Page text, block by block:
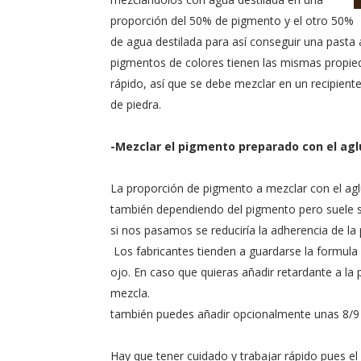
proporción del 50% de pigmento y el otro 50%
de agua destilada para así conseguir una
pigmentos de colores tienen las mismas
rápido, así que se debe mezclar en un
de piedra.
-Mezclar el pigmento preparado con el
La proporción de pigmento a mezclar con el
también dependiendo del pigmento pero suele
si nos pasamos se reduciría la adherencia de la
Los fabricantes tienden a guardarse la
ojo. En caso que quieras añadir retardante a
mezcla.
también puedes añadir opcionalmente unas 8/
Hay que tener cuidado y trabajar rápido pues